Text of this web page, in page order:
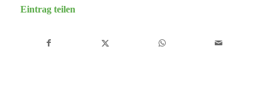
Eintrag teilen